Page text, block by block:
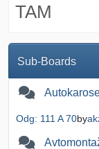
TAM
Sub-Boards
Odg: 111 A 70by